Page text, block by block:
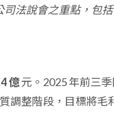
法說會之重點，包
億元。2025 年前三
調整階段，目標將毛